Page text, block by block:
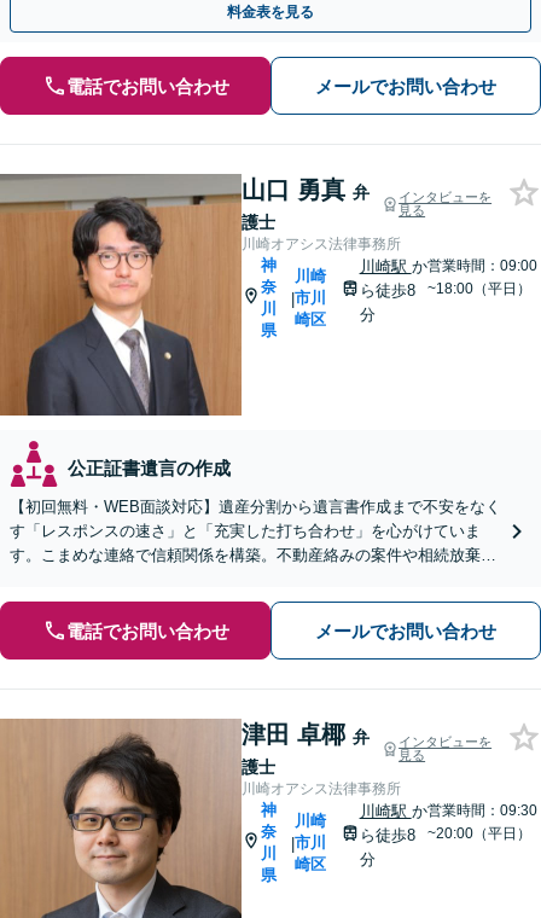
料金表を見る
電話でお問い合わせ メールでお問い合わせ
山口 勇真 弁
護士
インタビューを
見る
川崎オアシス法律事務所
神
奈
川
県
|
川崎
市川
崎区
川崎駅 か
ら徒歩8
分
営業時間：09:00
~18:00（平日）
公正証書遺言の作成
【初回無料・WEB面談対応】遺産分割から遺言書作成まで不安をなく
す「レスポンスの速さ」と「充実した打ち合わせ」を心がけていま
す。こまめな連絡で信頼関係を構築。不動産絡みの案件や相続放棄
電話でお問い合わせ メールでお問い合わせ
津田 卓椰 弁
護士
インタビューを
見る
川崎オアシス法律事務所
神
奈
川
県
|
川崎
市川
崎区
川崎駅 か
ら徒歩8
分
営業時間：09:30
~20:00（平日）